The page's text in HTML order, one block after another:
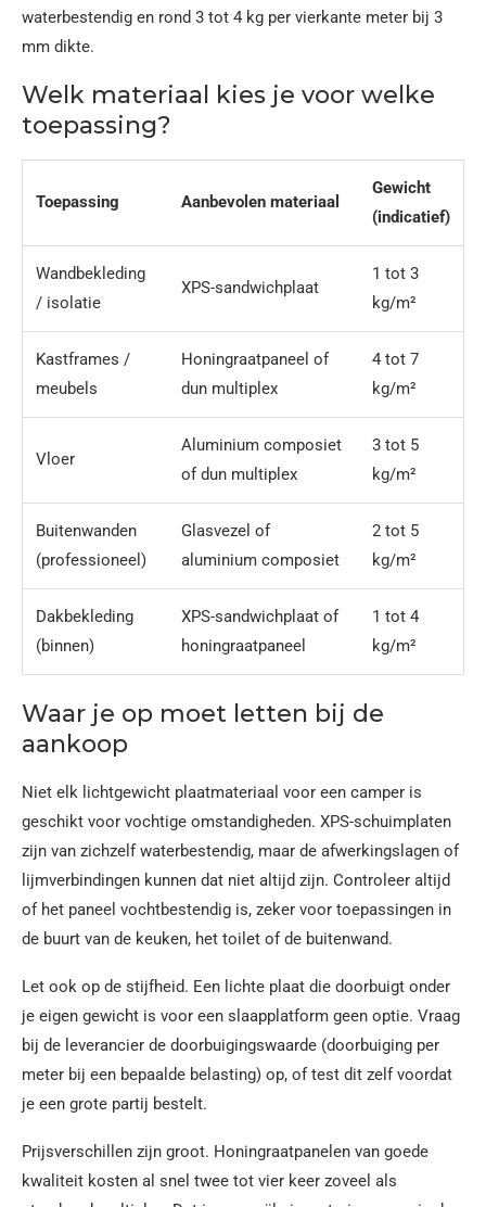
waterbestendig en rond 3 tot 4 kg per vierkante meter bij 3
mm dikte.
Welk materiaal kies je voor welke
toepassing?
Toepassing Aanbevolen materiaal
Gewicht
(indicatief)
Wandbekleding
/ isolatie
XPS-sandwichplaat
1 tot 3
kg/m²
Kastframes /
meubels
Honingraatpaneel of
dun multiplex
4 tot 7
kg/m²
Vloer
Aluminium composiet
of dun multiplex
3 tot 5
kg/m²
Buitenwanden
(professioneel)
Glasvezel of
aluminium composiet
2 tot 5
kg/m²
Dakbekleding
(binnen)
XPS-sandwichplaat of
honingraatpaneel
1 tot 4
kg/m²
Waar je op moet letten bij de
aankoop
Niet elk lichtgewicht plaatmateriaal voor een camper is
geschikt voor vochtige omstandigheden. XPS-schuimplaten
zijn van zichzelf waterbestendig, maar de afwerkingslagen of
lijmverbindingen kunnen dat niet altijd zijn. Controleer altijd
of het paneel vochtbestendig is, zeker voor toepassingen in
de buurt van de keuken, het toilet of de buitenwand.
Let ook op de stijfheid. Een lichte plaat die doorbuigt onder
je eigen gewicht is voor een slaapplatform geen optie. Vraag
bij de leverancier de doorbuigingswaarde (doorbuiging per
meter bij een bepaalde belasting) op, of test dit zelf voordat
je een grote partij bestelt.
Prijsverschillen zijn groot. Honingraatpanelen van goede
kwaliteit kosten al snel twee tot vier keer zoveel als